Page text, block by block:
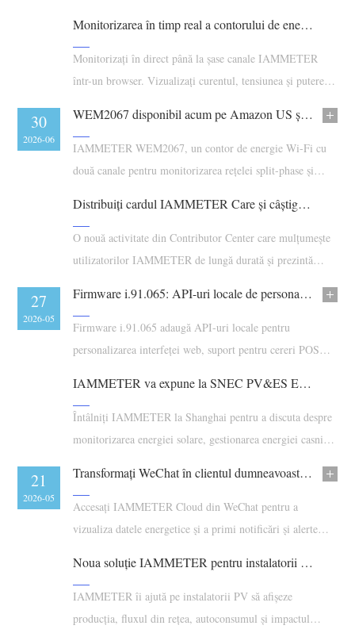
Simulator IAMMETER
Contor virtual
Sistem de control încălzitor FV
Automatizare locuință
Magazin
Resurse
Ghid rapid produs
Documentație
Video tutorial
FAQ
Noutăți
Blog
Comunitate
Program pentru contribuitori
Centrul contribuitorilor
Activități IAMMETER
Forum
App Store
Explorare site
Clasament FV
Soluții
Contact
Despre noi
solar oferit de WPC3700.
Monitorizarea în timp real a contorului de energie cu alerte în browser
Monitorizați în direct până la șase canale IAMMETER
într-un browser. Vizualizați curentul, tensiunea și puterea,
09
2026-07
WEM2067 disponibil acum pe Amazon US și Amazon Australia
IAMMETER WEM2067, un contor de energie Wi-Fi cu
două canale pentru monitorizarea rețelei split-phase și
este acum disponibil pe Amazon US și Amazon Australia.
30
2026-06
Distribuiți cardul IAMMETER Care și câștigați puncte de recompensă
O nouă activitate din Contributor Center care mulțumește
utilizatorilor IAMMETER de lungă durată și prezintă
26
2026-06
Firmware i.91.065: API-uri locale de personalizare, suport POST CORS și recuperare MQTTS îmbunătățită
Firmware i.91.065 adaugă API-uri locale pentru
personalizarea interfeței web, suport pentru cereri POST
recuperare pentru întreruperile lungi MQTTS.
27
2026-05
IAMMETER va expune la SNEC PV&ES Expo 2026, Stand 5.1H - A113
Întâlniți IAMMETER la Shanghai pentru a discuta despre
monitorizarea energiei solare, gestionarea energiei casnice
22
2026-05
Transformați WeChat în clientul dumneavoastră mobil pentru IAMMETER Cloud
Accesați IAMMETER Cloud din WeChat pentru a
vizualiza datele energetice și a primi notificări și alerte
21
2026-05
Noua soluție IAMMETER pentru instalatorii solari rezidențiali
IAMMETER îi ajută pe instalatorii PV să afișeze
producția, fluxul din rețea, autoconsumul și impactul